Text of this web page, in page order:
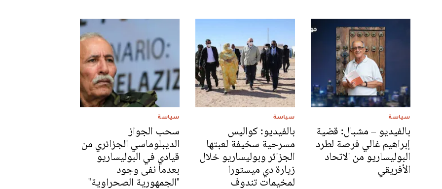
سياسة
بالفيديو – مشبال: قضية
إبراهيم غالي فرصة لطرد
البوليساريو من الاتحاد
الأفريقي
سياسة
بالفيديو: كواليس
مسرحية سخيفة لعبتها
الجزائر وبوليساريو خلال
زيارة دي ميستورا
لمخيمات تندوف
سياسة
سحب الجواز
الديبلوماسي الجزائري من
قيادي في البوليساريو
بعدما نفى وجود
"الجمهورية الصحراوية"